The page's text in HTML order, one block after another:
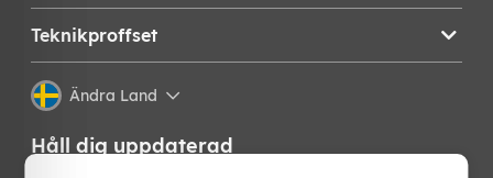
Teknikproffset
Ändra Land
Håll dig uppdaterad